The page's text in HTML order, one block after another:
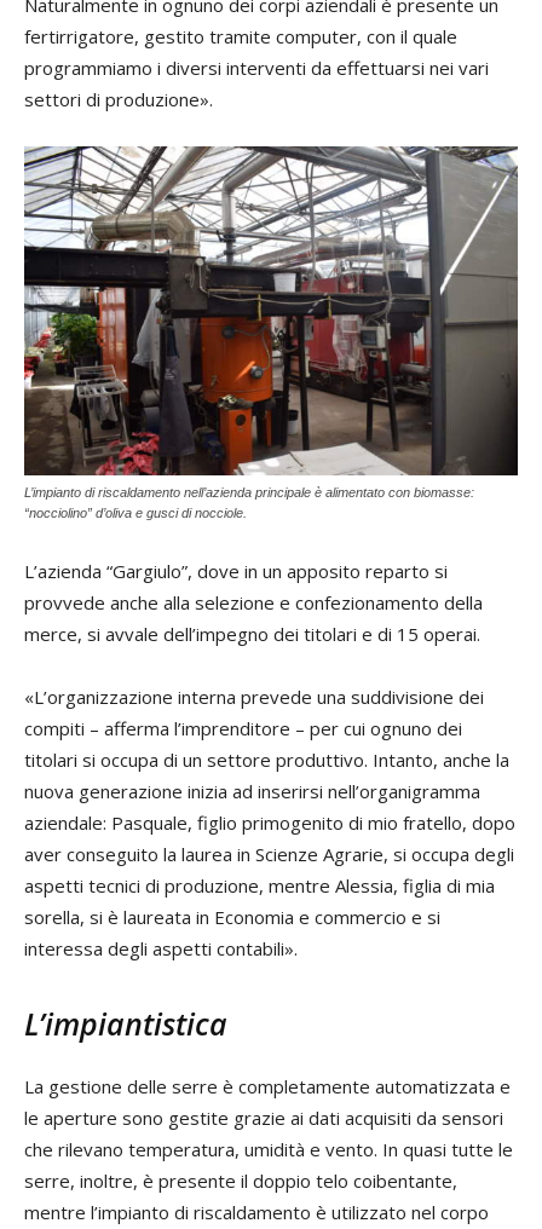
fertirrigatore, gestito tramite computer, con il quale
programmiamo i diversi interventi da effettuarsi nei vari
settori di produzione».
L’impianto di riscaldamento nell’azienda principale è alimentato con biomasse:
“nocciolino” d’oliva e gusci di nocciole.
L’azienda “Gargiulo”, dove in un apposito reparto si
provvede anche alla selezione e confezionamento della
merce, si avvale dell’impegno dei titolari e di 15 operai.
«L’organizzazione interna prevede una suddivisione dei
compiti – afferma l’imprenditore – per cui ognuno dei
titolari si occupa di un settore produttivo. Intanto, anche la
nuova generazione inizia ad inserirsi nell’organigramma
aziendale: Pasquale, figlio primogenito di mio fratello, dopo
aver conseguito la laurea in Scienze Agrarie, si occupa degli
aspetti tecnici di produzione, mentre Alessia, figlia di mia
sorella, si è laureata in Economia e commercio e si
interessa degli aspetti contabili».
L’impiantistica
La gestione delle serre è completamente automatizzata e
le aperture sono gestite grazie ai dati acquisiti da sensori
che rilevano temperatura, umidità e vento. In quasi tutte le
serre, inoltre, è presente il doppio telo coibentante,
mentre l’impianto di riscaldamento è utilizzato nel corpo